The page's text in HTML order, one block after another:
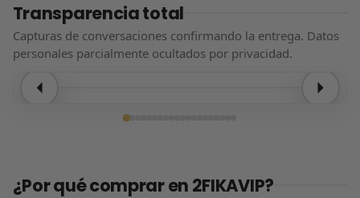
Transparencia total
Capturas de conversaciones confirmando la entrega. Datos
personales parcialmente ocultados por privacidad.
¿Por qué comprar en 2FIKAVIP?